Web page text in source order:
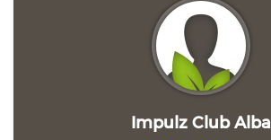
Impulz Club Alba